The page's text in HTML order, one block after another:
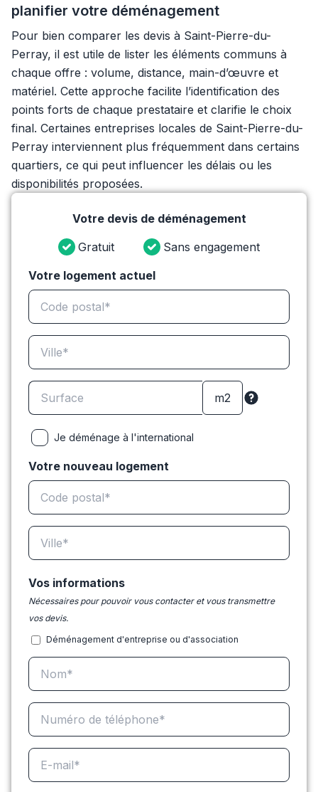
planifier votre déménagement
Pour bien comparer les devis à Saint-Pierre-du-
Perray, il est utile de lister les éléments communs à
chaque offre : volume, distance, main-d’œuvre et
matériel. Cette approche facilite l’identification des
points forts de chaque prestataire et clarifie le choix
final. Certaines entreprises locales de Saint-Pierre-du-
Perray interviennent plus fréquemment dans certains
quartiers, ce qui peut influencer les délais ou les
disponibilités proposées.
Votre devis de déménagement
Gratuit
Sans engagement
Votre logement actuel
Je déménage à l'international
Votre nouveau logement
Vos informations
Nécessaires pour pouvoir vous contacter et vous transmettre
vos devis.
Déménagement d'entreprise ou d'association